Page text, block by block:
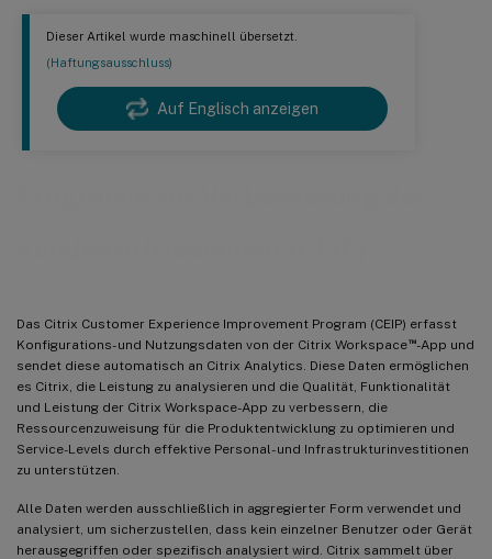
Dieser Artikel wurde maschinell übersetzt.
(Haftungsausschluss)
Auf Englisch anzeigen
Das Citrix Customer Experience Improvement Program (CEIP) erfasst
Konfigurations- und Nutzungsdaten von der Citrix Workspace™-App und
sendet diese automatisch an Citrix Analytics. Diese Daten ermöglichen
es Citrix, die Leistung zu analysieren und die Qualität, Funktionalität
und Leistung der Citrix Workspace-App zu verbessern, die
Ressourcenzuweisung für die Produktentwicklung zu optimieren und
Service-Levels durch effektive Personal- und Infrastrukturinvestitionen
zu unterstützen.
Alle Daten werden ausschließlich in aggregierter Form verwendet und
analysiert, um sicherzustellen, dass kein einzelner Benutzer oder Gerät
herausgegriffen oder spezifisch analysiert wird. Citrix sammelt über